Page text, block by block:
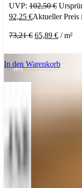
UVP: 102,50€
92,25 €Aktueller Preis
73,21€ 65,89 € /m²
-10%
In den Warenkorb